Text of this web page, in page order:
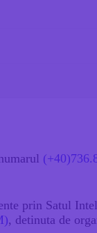
prin Satul
, detinuta de